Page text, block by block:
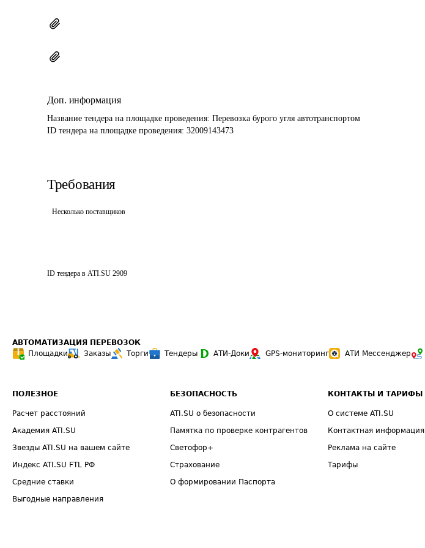
Доп. информация
Название тендера на площадке проведения: Перевозка бурого угля автотранспортом
ID тендера на площадке проведения: 32009143473
Требования
Несколько поставщиков
ID тендера в ATI.SU 2909
АВТОМАТИЗАЦИЯ ПЕРЕВОЗОК
Площадки
Заказы Торги Тендеры АТИ-Доки GPS-мониторинг АТИ Мессенджер
ПОЛЕЗНОЕ
Расчет расстояний
Академия ATI.SU
Звезды ATI.SU на вашем сайте
Индекс ATI.SU FTL РФ
Средние ставки
Выгодные направления
БЕЗОПАСНОСТЬ
ATI.SU о безопасности
Памятка по проверке контрагентов
Светофор+
Страхование
О формировании Паспорта
КОНТАКТЫ И ТАРИФЫ
О системе ATI.SU
Контактная информация
Реклама на сайте
Тарифы